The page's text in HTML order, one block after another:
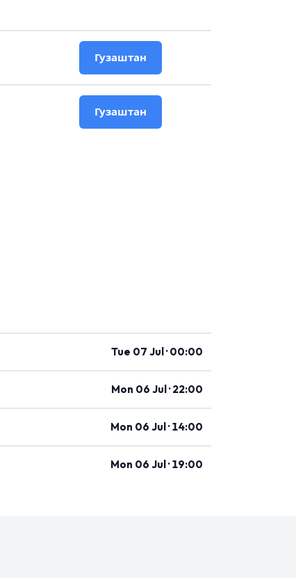
Гузаштан
Гузаштан
Tue 07 Jul · 00:00
Mon 06 Jul · 22:00
Mon 06 Jul · 14:00
Mon 06 Jul · 19:00